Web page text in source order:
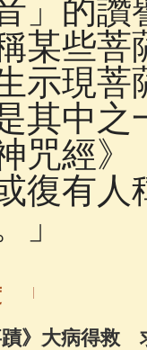
」的讚
某些
示現
其中
咒經
復有
」
蹟》大病得